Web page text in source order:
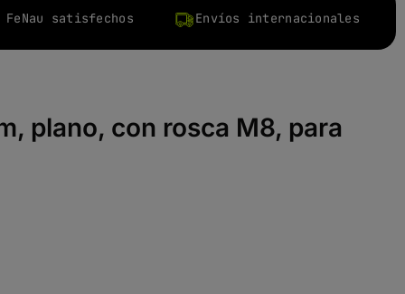
satisfechos Envíos internacionales
plano, con rosca M8, para